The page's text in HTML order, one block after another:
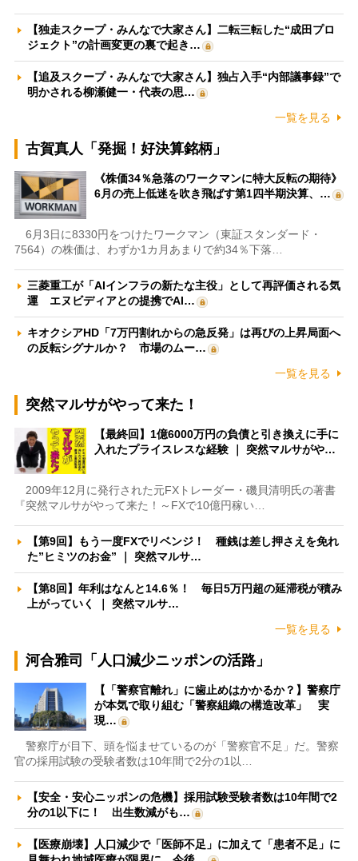
【独走スクープ・みんなで大家さん】二転三転した“成田プロ
ジェクト”の計画変更の裏で起き…
【追及スクープ・みんなで大家さん】独占入手“内部議事録”で
明かされる柳瀬健一・代表の思…
一覧を見る
古賀真人「発掘！好決算銘柄」
《株価34％急落のワークマンに特大反転の期待》
6月の売上低迷を吹き飛ばす第1四半期決算、…
6月3日に8330円をつけたワークマン（東証スタンダード・
7564）の株価は、わずか1カ月あまりで約34％下落…
三菱重工が「AIインフラの新たな主役」として再評価される気
運 エヌビディアとの提携でAI…
キオクシアHD「7万円割れからの急反発」は再びの上昇局面へ
の反転シグナルか？ 市場のムー…
一覧を見る
突然マルサがやって来た！
【最終回】1億6000万円の負債と引き換えに手に
入れたプライスレスな経験 ｜ 突然マルサがや…
2009年12月に発行された元FXトレーダー・磯貝清明氏の著書
『突然マルサがやって来た！～FXで10億円稼い…
【第9回】もう一度FXでリベンジ！ 種銭は差し押さえを免れ
た”ヒミツのお金” ｜ 突然マルサ…
【第8回】年利はなんと14.6％！ 毎日5万円超の延滞税が積み
上がっていく ｜ 突然マルサ…
一覧を見る
河合雅司「人口減少ニッポンの活路」
【「警察官離れ」に歯止めはかかるか？】警察庁
が本気で取り組む「警察組織の構造改革」 実
現…
警察庁が目下、頭を悩ませているのが「警察官不足」だ。警察
官の採用試験の受験者数は10年間で2分の1以…
【安全・安心ニッポンの危機】採用試験受験者数は10年間で2
分の1以下に！ 出生数減がも…
【医療崩壊】人口減少で「医師不足」に加えて「患者不足」に